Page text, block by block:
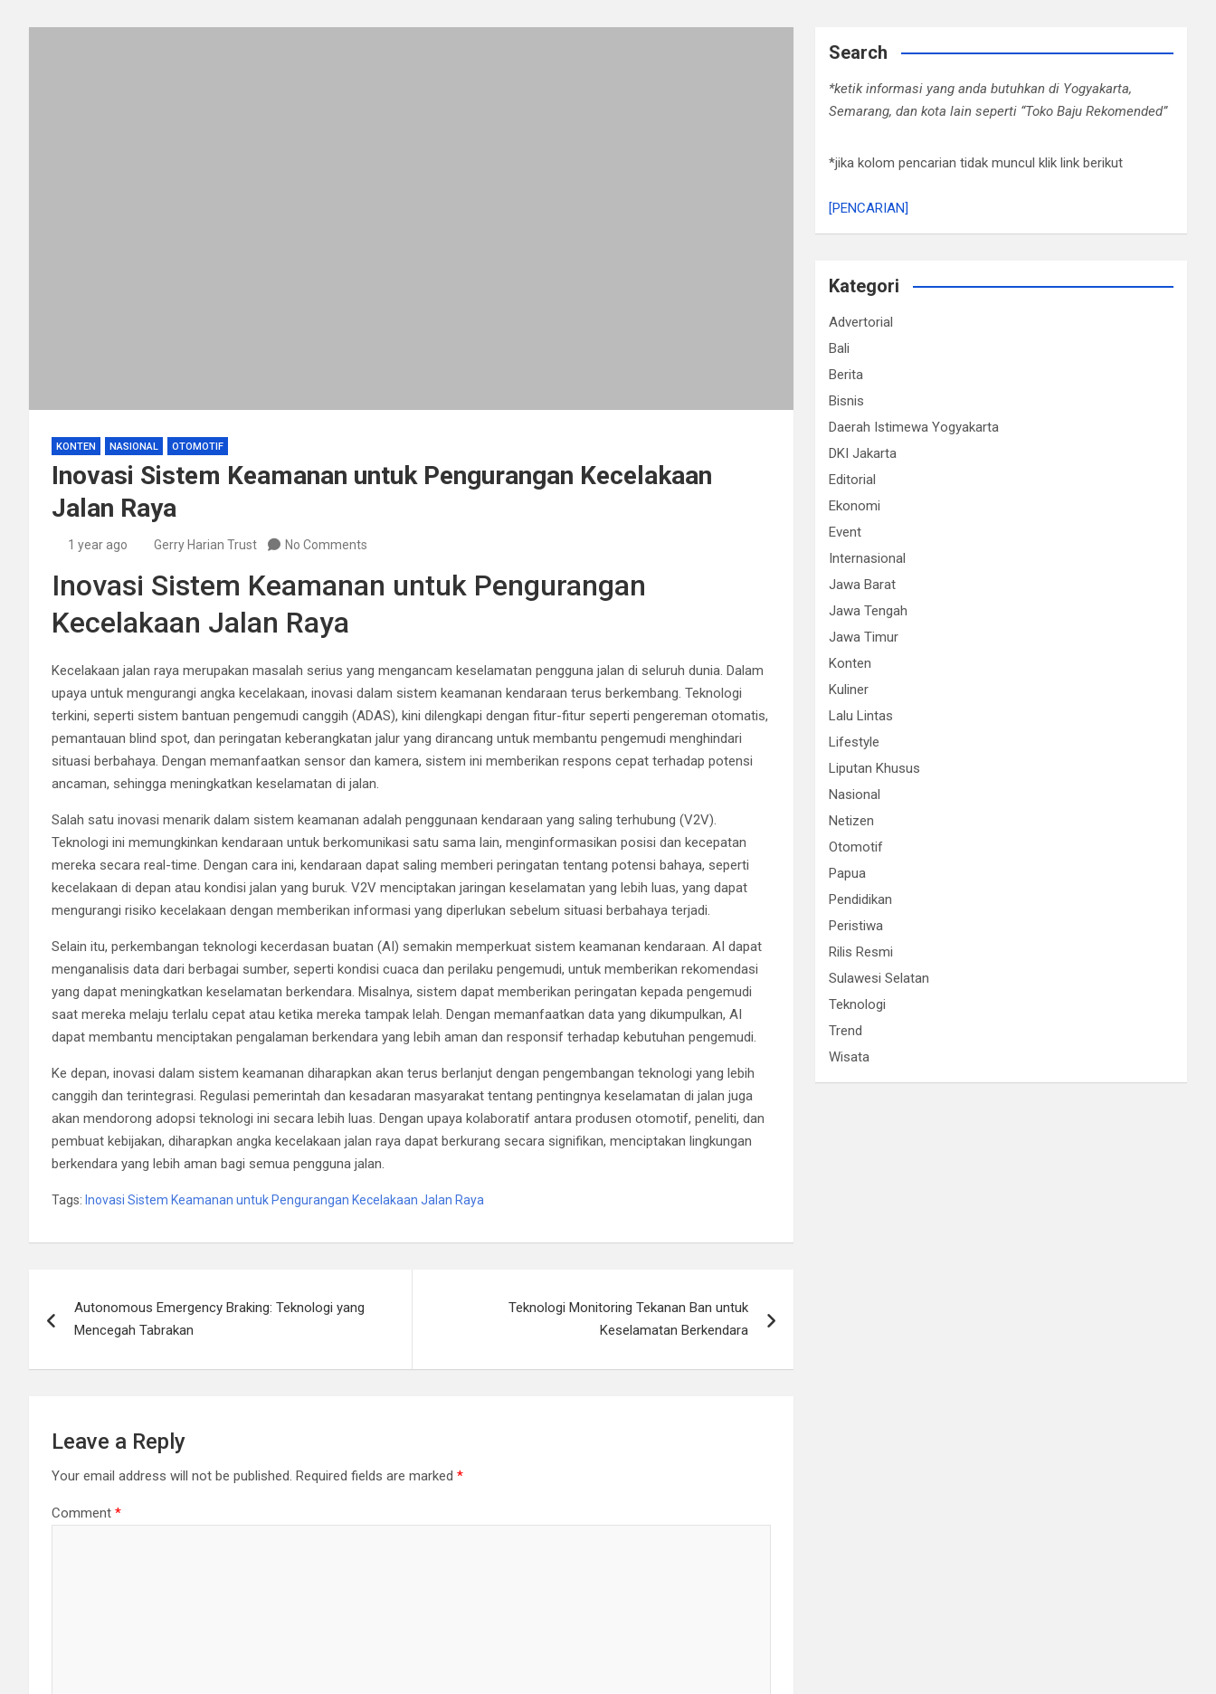
KONTEN NASIONAL OTOMOTIF
Inovasi Sistem Keamanan untuk Pengurangan Kecelakaan
Jalan Raya
1 year ago Gerry Harian Trust No Comments
Inovasi Sistem Keamanan untuk Pengurangan
Kecelakaan Jalan Raya
Kecelakaan jalan raya merupakan masalah serius yang mengancam keselamatan pengguna jalan di seluruh dunia. Dalam
upaya untuk mengurangi angka kecelakaan, inovasi dalam sistem keamanan kendaraan terus berkembang. Teknologi
terkini, seperti sistem bantuan pengemudi canggih (ADAS), kini dilengkapi dengan fitur-fitur seperti pengereman otomatis,
pemantauan blind spot, dan peringatan keberangkatan jalur yang dirancang untuk membantu pengemudi menghindari
situasi berbahaya. Dengan memanfaatkan sensor dan kamera, sistem ini memberikan respons cepat terhadap potensi
ancaman, sehingga meningkatkan keselamatan di jalan.
Salah satu inovasi menarik dalam sistem keamanan adalah penggunaan kendaraan yang saling terhubung (V2V).
Teknologi ini memungkinkan kendaraan untuk berkomunikasi satu sama lain, menginformasikan posisi dan kecepatan
mereka secara real-time. Dengan cara ini, kendaraan dapat saling memberi peringatan tentang potensi bahaya, seperti
kecelakaan di depan atau kondisi jalan yang buruk. V2V menciptakan jaringan keselamatan yang lebih luas, yang dapat
mengurangi risiko kecelakaan dengan memberikan informasi yang diperlukan sebelum situasi berbahaya terjadi.
Selain itu, perkembangan teknologi kecerdasan buatan (AI) semakin memperkuat sistem keamanan kendaraan. AI dapat
menganalisis data dari berbagai sumber, seperti kondisi cuaca dan perilaku pengemudi, untuk memberikan rekomendasi
yang dapat meningkatkan keselamatan berkendara. Misalnya, sistem dapat memberikan peringatan kepada pengemudi
saat mereka melaju terlalu cepat atau ketika mereka tampak lelah. Dengan memanfaatkan data yang dikumpulkan, AI
dapat membantu menciptakan pengalaman berkendara yang lebih aman dan responsif terhadap kebutuhan pengemudi.
Ke depan, inovasi dalam sistem keamanan diharapkan akan terus berlanjut dengan pengembangan teknologi yang lebih
canggih dan terintegrasi. Regulasi pemerintah dan kesadaran masyarakat tentang pentingnya keselamatan di jalan juga
akan mendorong adopsi teknologi ini secara lebih luas. Dengan upaya kolaboratif antara produsen otomotif, peneliti, dan
pembuat kebijakan, diharapkan angka kecelakaan jalan raya dapat berkurang secara signifikan, menciptakan lingkungan
berkendara yang lebih aman bagi semua pengguna jalan.
Tags: Inovasi Sistem Keamanan untuk Pengurangan Kecelakaan Jalan Raya
navigation
Autonomous Emergency Braking: Teknologi yang
Mencegah Tabrakan
Teknologi Monitoring Tekanan Ban untuk
Keselamatan Berkendara
Leave a Reply
Your email address will not be published. Required fields are marked *
Comment *
Search
*ketik informasi yang anda butuhkan di Yogyakarta,
Semarang, dan kota lain seperti “Toko Baju Rekomended”
*jika kolom pencarian tidak muncul klik link berikut
[PENCARIAN]
Kategori
Advertorial
Bali
Berita
Bisnis
Daerah Istimewa Yogyakarta
DKI Jakarta
Editorial
Ekonomi
Event
Internasional
Jawa Barat
Jawa Tengah
Jawa Timur
Konten
Kuliner
Lalu Lintas
Lifestyle
Liputan Khusus
Nasional
Netizen
Otomotif
Papua
Pendidikan
Peristiwa
Rilis Resmi
Sulawesi Selatan
Teknologi
Trend
Wisata